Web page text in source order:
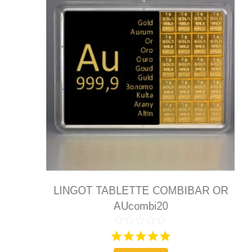
LINGOT TABLETTE COMBIBAR OR
20X1G
AUcombi20
5.0